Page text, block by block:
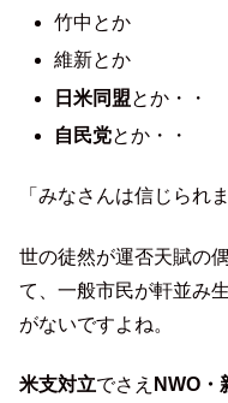
竹中とか
維新とか
日米同盟とか・・
自民党とか・・
「みなさんは信じられ
世の徒然が運否天賦の
て、一般市民が軒並み
がないですよね。
米支対立でさえ NWO・